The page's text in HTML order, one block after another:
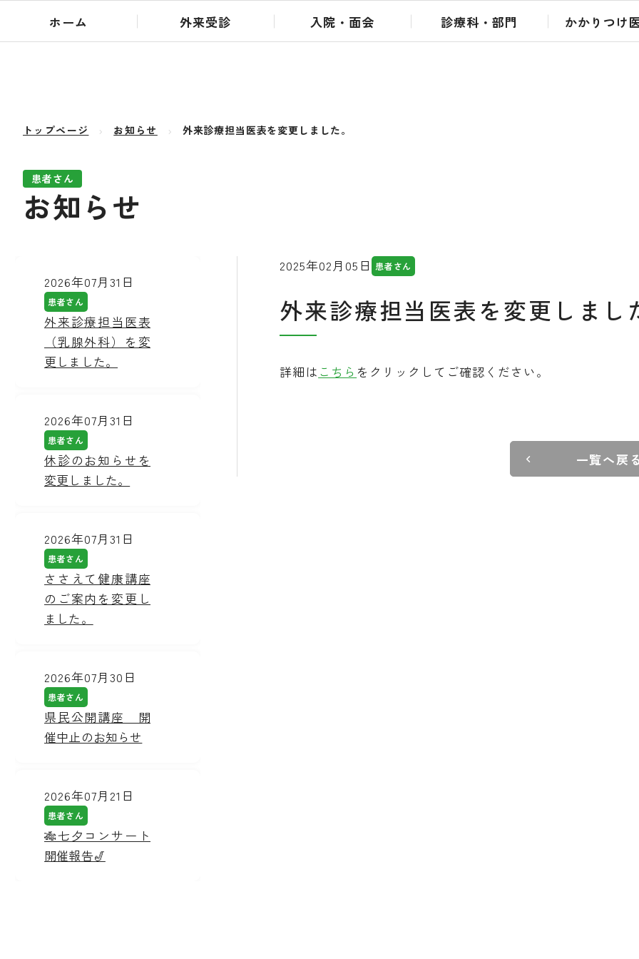
ホーム 外来受診 入院・面会 診療科・部門 かかりつけ
トップページ お知らせ 外来診療担当医表を変更しました。
患者さん
お知らせ
2025年02月05日 患者さん
外来診療担当医表を変更しまし
詳細は こちら をクリックしてご確認ください。
一覧へ戻
2026年07月31日
患者さん
外来診療担当医表
（乳腺外科）を変
更しました。
2026年07月31日
患者さん
休診のお知らせを
変更しました。
2026年07月31日
患者さん
ささえて健康講座
のご案内を変更し
ました。
2026年07月30日
患者さん
県民公開講座 開
催中止のお知らせ
2026年07月21日
患者さん
🎋七夕コンサート
開催報告🎷